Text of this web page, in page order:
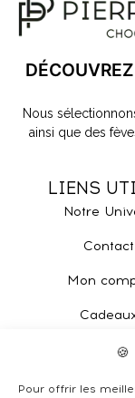
Pour offrir les
Nous
ainsi que des
LIENS
Notre
Contact
Mon
Livraisons et